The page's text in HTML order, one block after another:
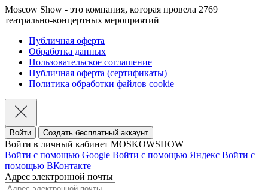
Moscow Show - это компания, которая провела 2769
театрально-концертных мероприятий
Публичная оферта
Обработка данных
Пользовательское соглашение
Публичная оферта (сертификаты)
Политика обработки файлов cookie
Войти Создать бесплатный аккаунт
Войти в личный кабинет MOSKOWSHOW
Войти с помощью Google Войти с помощью Яндекс Войти с
помощью ВКонтакте
Адрес электронной почты